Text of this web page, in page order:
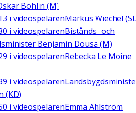
Bohlin (M)
i videospelarenMarkus Wiechel
i videospelarenBistånds- och
Benjamin Dousa (M)
i videospelarenRebecka Le Moine
i videospelaren
(KD)
i videospelarenEmma Ahlström